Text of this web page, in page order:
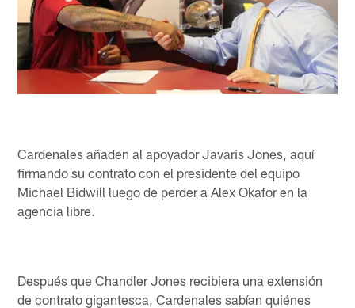
Cardenales añaden al apoyador Javaris Jones, aquí
firmando su contrato con el presidente del equipo
Michael Bidwill luego de perder a Alex Okafor en la
agencia libre.
Después que Chandler Jones recibiera una extensión
de contrato gigantesca, Cardenales sabían quiénes